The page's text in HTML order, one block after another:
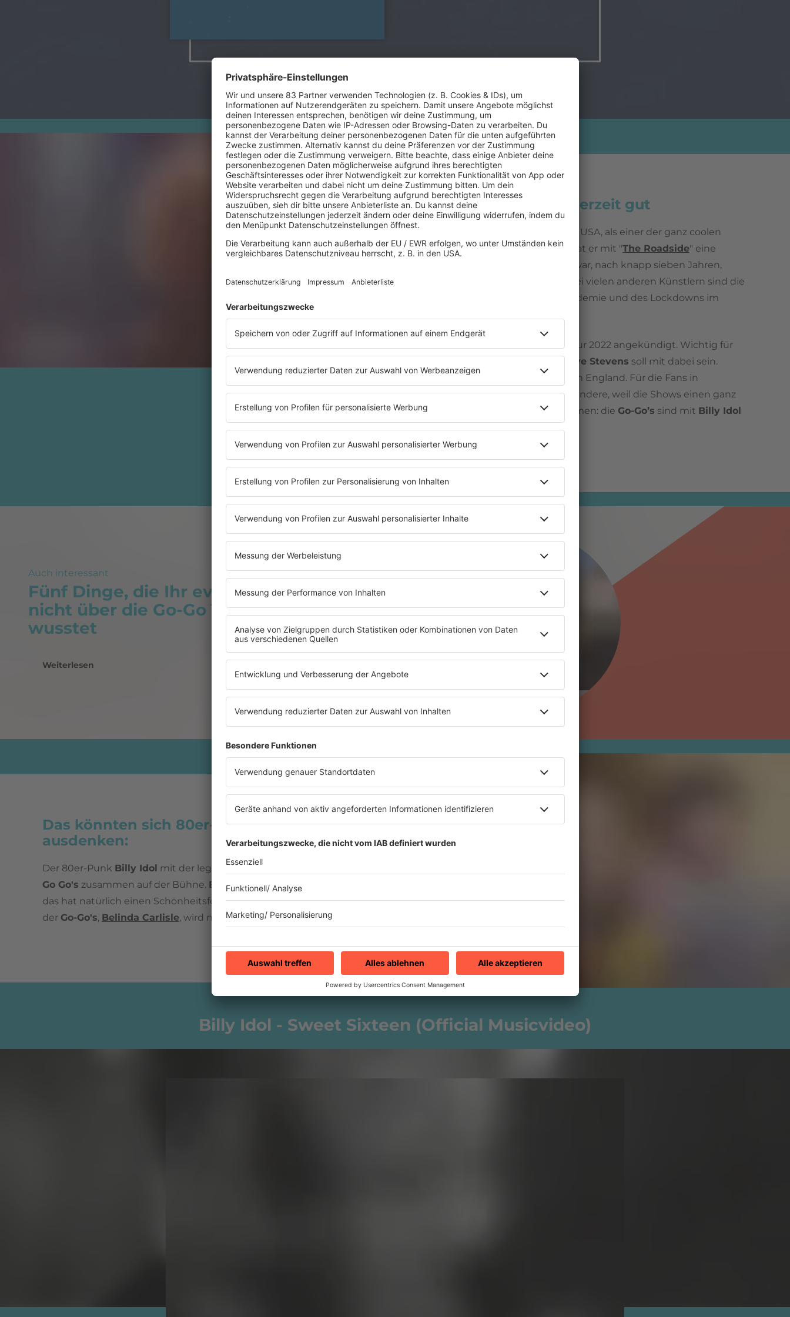
Bei Billy Idol läuft es derzeit gut
Billy Idol
gilt, insbesondere in den USA, als einer der ganz coolen
80er-Stars. Grade im September hat er mit "The Roadside" eine
brandneue EP veröffentlicht. Das war, nach knapp sieben Jahren,
endlich wieder neue Musik. Wie bei vielen anderen Künstlern sind die
Songs komplett während der Pandemie und des Lockdowns im
die Roadside Tour 2022 angekündigt. Wichtig für
Steve Stevens soll mit dabei sein.
Leider gibt es bisher nur Termine in England. Für die Fans in
Deutschland ist das bitter. Insbesondere, weil die Shows einen ganz
bemerkenswerten Bonus bekommen: die Go-Go’s sind mit Billy Idol
unterwegs.
Auch interessant
Fünf Dinge, die Ihr eventuell
nicht über die Go-Go´s
wusstet
Weiterlesen
Das könnten sich 80er-Fans nicht schöner
ausdenken:
Der 80er-Punk Billy Idol mit der legendären Post-Punk Girlband
Go Go's zusammen auf der Bühne. Billy Idolund dieGo-Go’s
das hat natürlich einen Schönheitsfehler: die ursprüngliche Sängerin
der Go-Go's, Belinda Carlisle, wird nicht dabei sein.
Billy Idol - Sweet Sixteen (Official Musicvideo)